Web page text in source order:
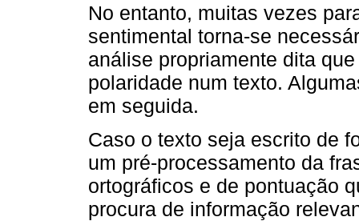
No entanto, muitas vezes
sentimental torna-se
análise propriamente dita
polaridade num texto.
em seguida.
Caso o texto seja escrito de
um pré-processamento da
ortográficos e de pontuação
procura de informação